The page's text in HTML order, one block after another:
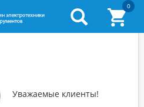
0
Уважаемые клиенты!